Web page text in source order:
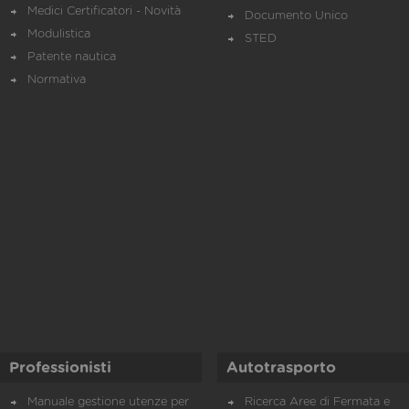
Medici Certificatori - Novità
Modulistica
Patente nautica
Normativa
Documento Unico
STED
Professionisti
Manuale gestione utenze per
Autotrasporto
Ricerca Aree di Fermata e